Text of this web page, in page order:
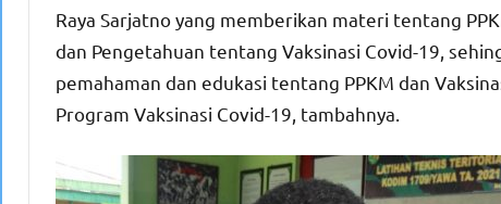
Raya Sarjatno yang memberikan materi tentang
dan Pengetahuan tentang Vaksinasi Covid-19,
pemahaman dan edukasi tentang PPKM dan
Program Vaksinasi Covid-19, tambahnya.